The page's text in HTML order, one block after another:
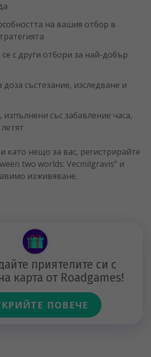
на вашия отбор в
с други отбори за най-добър
състезание, изследване и
със забавление часа,
като нещо за вас, регистрирайте
two worlds: Vecmilgravis“ и
изживяване.
приятелите си с
карта от Roadgames!
ПОВЕЧЕ